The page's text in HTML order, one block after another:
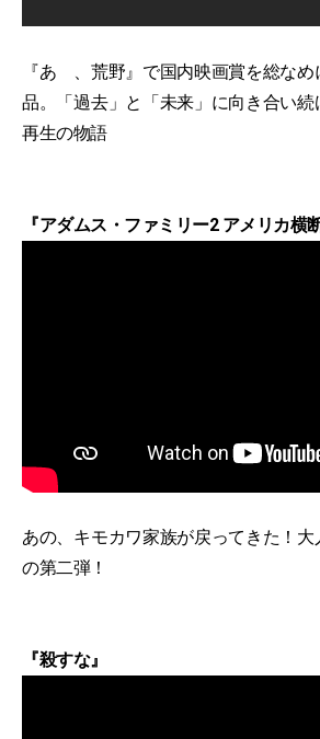
『あゝ、荒野』で国内映画賞を総な
品。「過去」と「未来」に向き合い続
再生の物語
『アダムス・ファミリー2 アメリカ横
あの、キモカワ家族が戻ってきた！
の第二弾！
『殺すな』